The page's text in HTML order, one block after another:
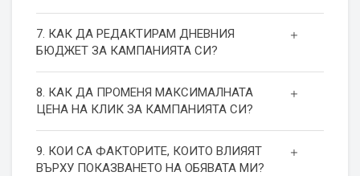
7. КАК ДА РЕДАКТИРАМ ДНЕВНИЯ
БЮДЖЕТ ЗА КАМПАНИЯТА СИ?
8. КАК ДА ПРОМЕНЯ МАКСИМАЛНАТА
ЦЕНА НА КЛИК ЗА КАМПАНИЯТА СИ?
9. КОИ СА ФАКТОРИТЕ, КОИТО ВЛИЯЯТ
ВЪРХУ ПОКАЗВАНЕТО НА ОБЯВАТА МИ?